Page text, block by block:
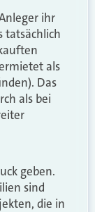
ihr
tatsächlich
als
Das
als bei
geben.
sind
die in